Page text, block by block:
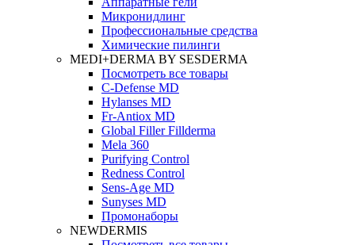
Микронидлинг
Профессиональные средства
Химические пилинги
MEDI+DERMA BY SESDERMA
Посмотреть все товары
C-Defense MD
Hylanses MD
Fr‑Antiox MD
Global Filler Fillderma
Mela 360
Purifying Control
Redness Control
Sens-Age MD
Sunyses MD
Промонаборы
NEWDERMIS